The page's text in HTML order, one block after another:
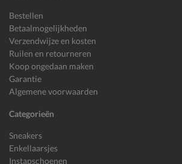
Bestellen
Betaalmogelijkheden
Verzendwijze en kosten
Ruilen en retourneren
Koop ongedaan maken
Garantie
Algemene voorwaarden
Categorieën
Sneakers
Enkellaarsjes
Instapschoenen